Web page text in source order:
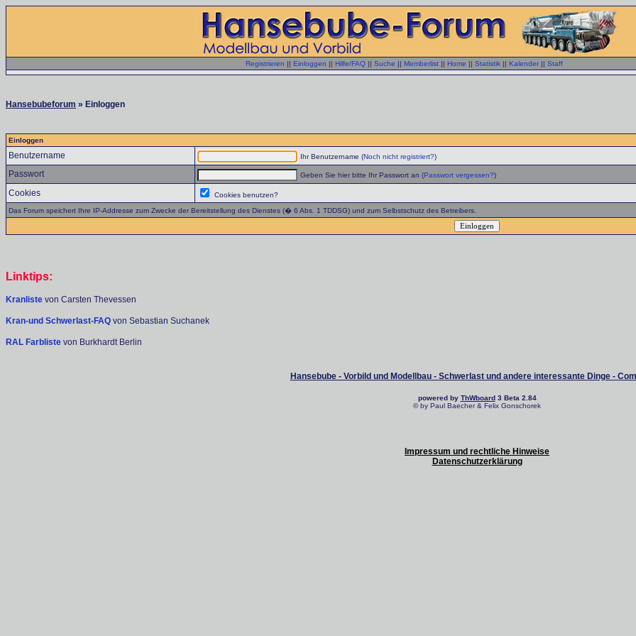
Registrieren || Einloggen || Hilfe/FAQ || Suche || Memberlist || Home || Statistik || Kalender || Staff
Hansebubeforum » Einloggen
Einloggen
Benutzername Ihr Benutzername (Noch nicht registriert?)
Passwort Geben Sie hier bitte Ihr Passwort an (Passwort vergessen?)
Cookies
Cookies benutzen?
Das Forum speichert Ihre IP-Addresse zum Zwecke der Bereitstellung des Dienstes (� 6 Abs. 1 TDDSG) und zum Selbstschutz des Betreibers.
Linktips:
Kranliste von Carsten Thevessen
Kran-und Schwerlast-FAQ von Sebastian Suchanek
RAL Farbliste von Burkhardt Berlin
Hansebube - Vorbild und Modellbau - Schwerlast und andere interessante Dinge -
powered by ThWboard3 Beta 2.84
© by Paul Baecher & Felix Gonschorek
Impressum und rechtliche Hinweise
Datenschutzerklärung